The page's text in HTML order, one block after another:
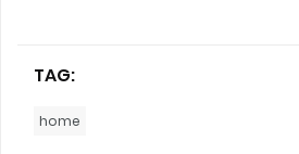
TAG:
home